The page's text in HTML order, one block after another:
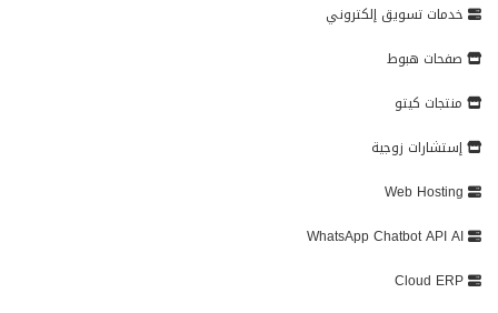
خدمات تسويق إلكتروني
صفحات هبوط
منتجات كيتو
إستشارات زوجية